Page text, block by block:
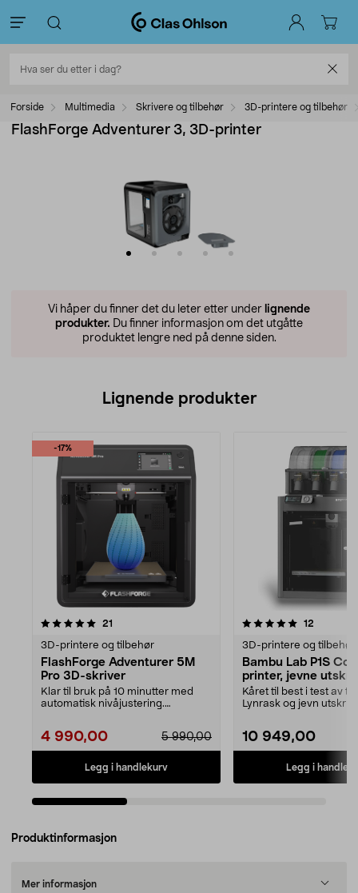
Forside Multimedia Skrivere og tilbehør 3D-printere og tilbehør
FlashForge Adventurer 3, 3D-printer
Vi håper du finner det du leter etter under lignende
produkter. Du finner informasjon om det utgåtte
produktet lengre ned på denne siden.
Lignende produkter
-17%
21
3D-printere og tilbehør
FlashForge Adventurer 5M
Pro 3D-skriver
Klar til bruk på 10 minutter med
automatisk nivåjustering.
5 990,00
4 990,00
Legg i handlekurv
5.0av 5 stjerner 12
3D-printere og tilbehør
Bambu Lab P1S
printer, jevne
Kåret til best i test av
Lynrask og jevn utskrift
10 949,00
Legg i
4.5av 5 stjerner
Produktinformasjon
Mer informasjon